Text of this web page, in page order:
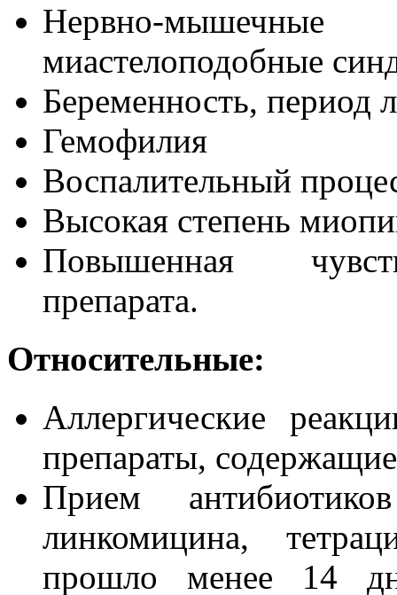
Нервно-
миастелоподобные
Беременность, период
Гемофилия
Воспалительный
Высокая степень
Повышенная
препарата.
Относительные:
Аллергические
препараты,
Прием
линкомицина,
прошло менее 14